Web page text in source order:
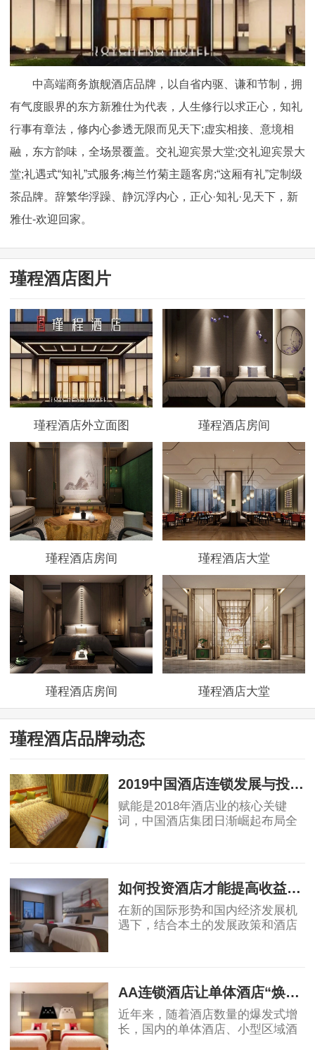
中高端商务旗舰酒店品牌，以自省内驱、谦和节制，拥
有气度眼界的东方新雅仕为代表，人生修行以求正心，知礼
行事有章法，修内心参透无限而见天下;虚实相接、意境相
融，东方韵味，全场景覆盖。交礼迎宾景大堂;交礼迎宾景大
堂;礼遇式“知礼”式服务;梅兰竹菊主题客房;“这厢有礼”定制级
茶品牌。辞繁华浮躁、静沉浮内心，正心·知礼·见天下，新
雅仕-欢迎回家。
瑾程酒店图片
瑾程酒店外立面图 瑾程酒店房间
瑾程酒店房间 瑾程酒店大堂
瑾程酒店房间 瑾程酒店大堂
瑾程酒店品牌动态
2019中国酒店连锁发展与投资报告：中国酒店集团规模50强排名！
赋能是2018年酒店业的核心关键
词，中国酒店集团日渐崛起布局全
展提供了充足的客源。
如何投资酒店才能提高收益回报
在新的国际形势和国内经济发展机
遇下，结合本土的发展政策和酒店
投资能够获得
AA连锁酒店让单体酒店“焕发新生”
近年来，随着酒店数量的爆发式增
长，国内的单体酒店、小型区域酒